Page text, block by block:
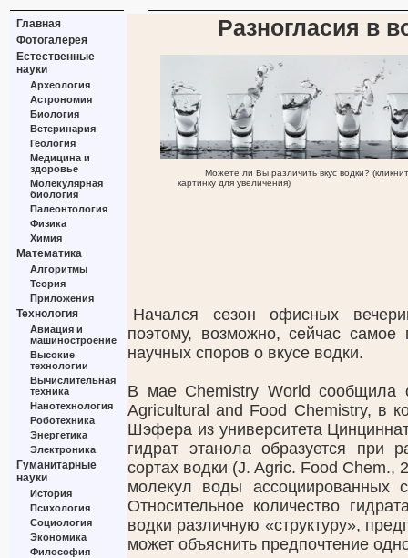
Главная
Фотогалерея
Естественные
науки
Археология
Астрономия
Биология
Ветеринария
Геология
Медицина и
здоровье
Молекулярная
биология
Палеонтология
Физика
Химия
Математика
Алгоритмы
Теория
Приложения
Технология
Авиация и
машиностроение
Высокие
технологии
Вычислительная
техника
Нанотехнология
Роботехника
Энергетика
Электроника
Гуманитарные
науки
История
Психология
Социология
Экономика
Философия
Разногласия в
Можете ли Вы различить вкус водки?
картинку для увеличения)
Начался сезон офисных
поэтому, возможно, сейчас
научных споров о вкусе водки.
В мае Chemistry World сообщила
Agricultural and Food Chemistry, в
Шэфера из университета
гидрат этанола образуется при
сортах водки (J. Agric. Food Chem.,
молекул воды ассоциированных
Относительное количество
водки различную «структуру»,
может объяснить предпочтение